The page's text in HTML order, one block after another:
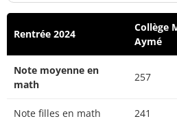
Rentrée 2024
Collège
Aymé
Note moyenne en
math
257
Note filles en math 241